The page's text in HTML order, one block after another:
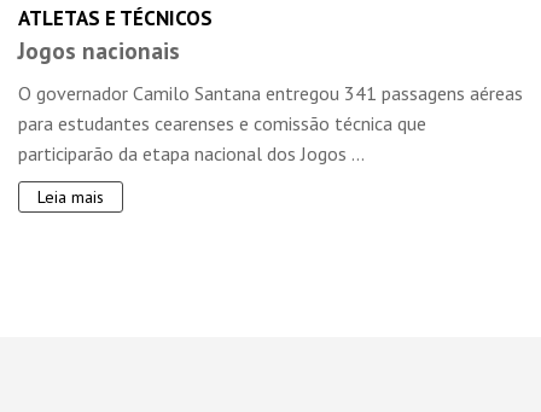
ATLETAS E TÉCNICOS
Jogos nacionais
O governador Camilo Santana entregou 341 passagens aéreas
para estudantes cearenses e comissão técnica que
participarão da etapa nacional dos Jogos ...
Leia mais